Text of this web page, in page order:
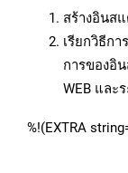
สร้างอินส
เรียกวิธีก
การของอิ
WEB และ
%!(EXTRA